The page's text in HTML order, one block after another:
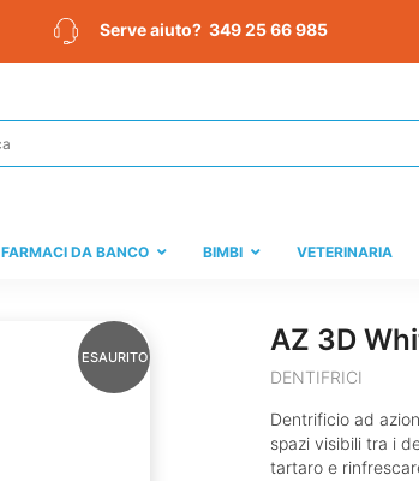
Serve aiuto? 349 25 66 985
FARMACI DA BANCO BIMBI VETERINARIA
ESAURITO AZ 3D
DENTIFRICI
Dentrificio ad
spazi visibili tra i
tartaro e